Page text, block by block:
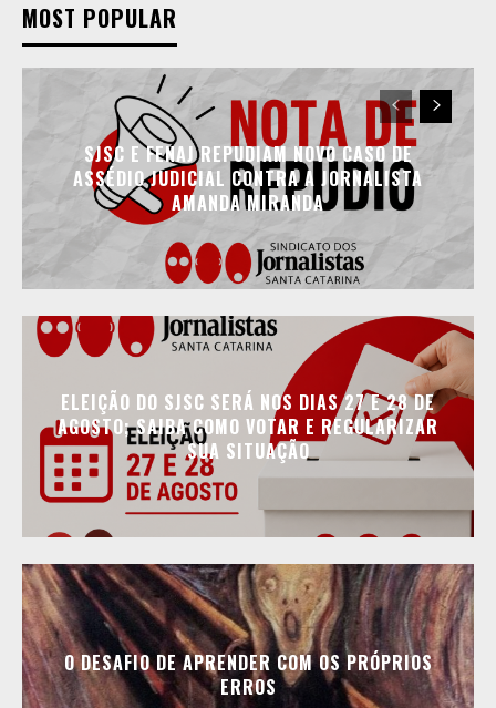
MOST POPULAR
SJSC E FENAJ REPUDIAM NOVO CASO DE
ASSÉDIO JUDICIAL CONTRA A JORNALISTA
AMANDA MIRANDA
ELEIÇÃO DO SJSC SERÁ NOS DIAS 27 E 28 DE
AGOSTO; SAIBA COMO VOTAR E REGULARIZAR
SUA SITUAÇÃO
O DESAFIO DE APRENDER COM OS PRÓPRIOS
ERROS